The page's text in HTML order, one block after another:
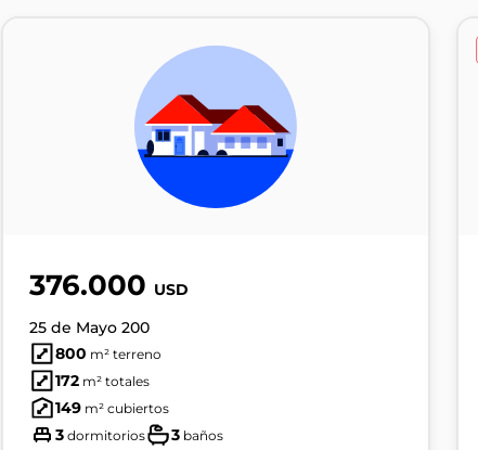
376.000 USD
25 de Mayo 200
800 m² terreno
172 m² totales
149 m² cubiertos
3 dormitorios 3 baños